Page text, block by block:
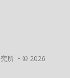
究所 • © 2026